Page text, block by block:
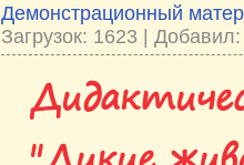
Демонстрационный
Загрузок: 1623 |